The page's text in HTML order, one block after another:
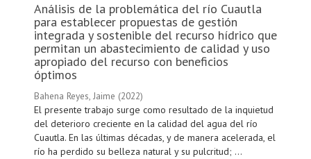
Análisis de la problemática del río Cuautla
para establecer propuestas de gestión
integrada y sostenible del recurso hídrico que
permitan un abastecimiento de calidad y uso
apropiado del recurso con beneficios
óptimos
Bahena Reyes, Jaime (2022)
El presente trabajo surge como resultado de la inquietud
del deterioro creciente en la calidad del agua del río
Cuautla. En las últimas décadas, y de manera acelerada, el
río ha perdido su belleza natural y su pulcritud; ...